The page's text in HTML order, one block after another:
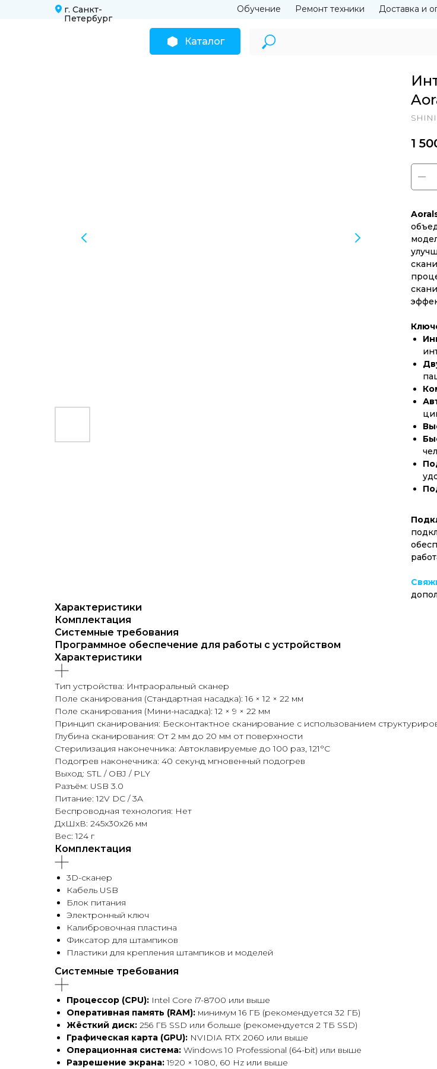
Каталог
Доставка и
Обучение Ремонт техники
г. Санкт-
Петербург
1
Характеристики
Комплектация
Системные требования
Программное обеспечение для работы с устройством
Характеристики
Тип устройства: Интраоральный сканер
Поле сканирования (Стандартная насадка): 16 × 12 × 22 мм
Поле сканирования (Мини-насадка): 12 × 9 × 22 мм
Принцип сканирования: Бесконтактное сканирование с использованием
Глубина сканирования: От 2 мм до 20 мм от поверхности
Стерилизация наконечника: Автоклавируемые до 100 раз, 121°C
Подогрев наконечника: 40 секунд мгновенный подогрев
Выход: STL / OBJ / PLY
Разъём: USB 3.0
Питание: 12V DC / 3A
Беспроводная технология: Нет
ДxШxВ: 245x30x26 мм
Вес: 124 г
Комплектация
3D-сканер
Кабель USB
Блок питания
Электронный ключ
Калибровочная пластина
Фиксатор для штампиков
Пластики для крепления штампиков и моделей
Системные требования
Процессор (CPU): Intel Core i7-8700 или выше
Оперативная память (RAM): минимум 16 ГБ (рекомендуется 32 ГБ)
Жёсткий диск: 256 ГБ SSD или больше (рекомендуется 2 ТБ SSD)
Графическая карта (GPU): NVIDIA RTX 2060 или выше
Операционная система: Windows 10 Professional (64-bit) или выше
Разрешение экрана:1920 × 1080, 60 Hz или выше